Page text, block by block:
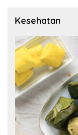
Kesehatan